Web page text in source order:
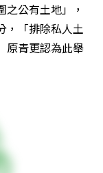
之公有土地」，
，「排除私人土
原青更認為此舉